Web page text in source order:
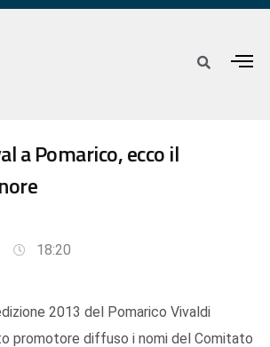
a Pomarico, ecco il
18:20
2013 del Pomarico Vivaldi
promotore diffuso i nomi del Comitato